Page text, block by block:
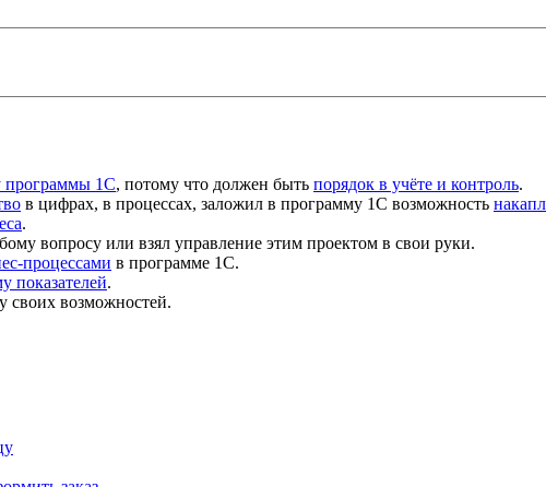
программы 1С, потому что должен быть порядок в учёте и контроль.
в цифрах, в процессах, заложил в программу 1С возможность
.
вопросу или взял управление этим проектом в свои руки.
процессами в программе 1С.
показателей.
своих возможностей.